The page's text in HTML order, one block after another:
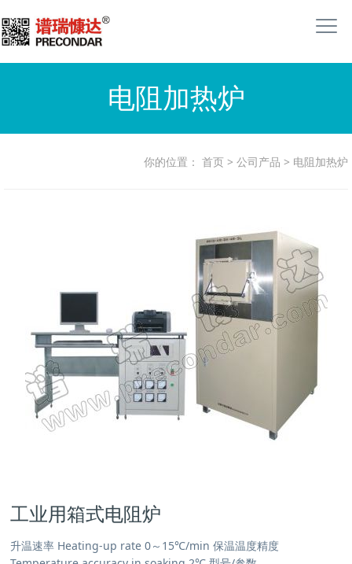
电阻加热炉
你的位置： 首页 > 公司产品 > 电阻加热炉
工业用箱式电阻炉
升温速率 Heating-up rate 0～15℃/min 保温温度精度